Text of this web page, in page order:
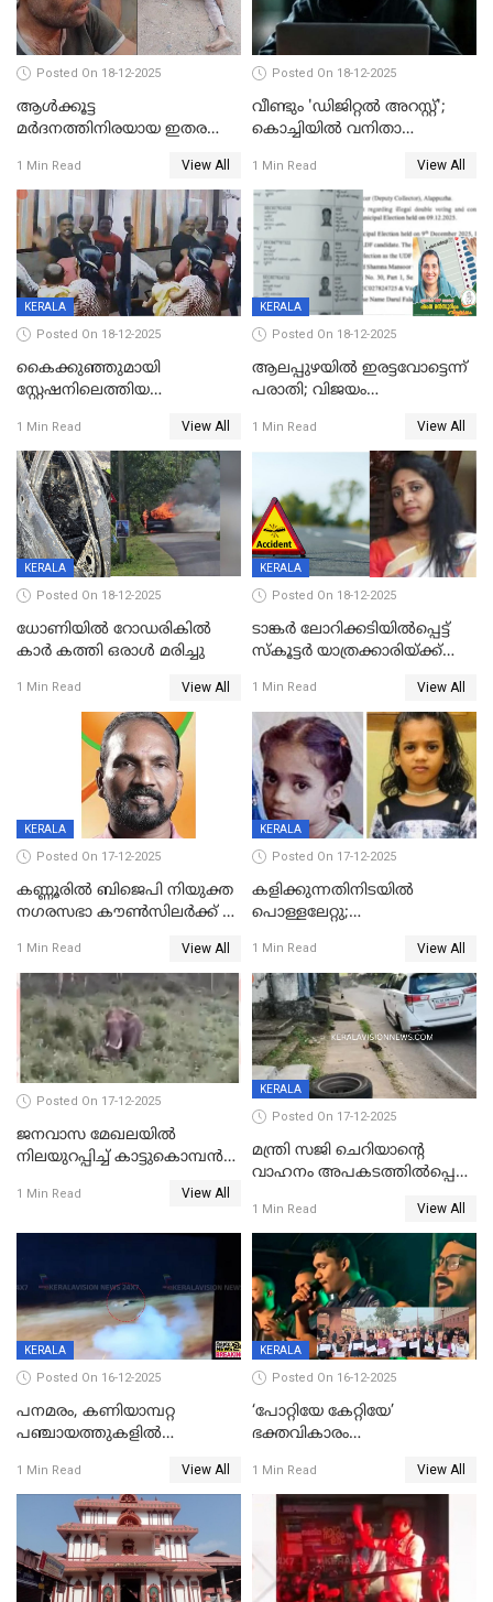
Posted On 18-12-2025
ആൾക്കൂട്ട
മർദനത്തിനിരയായ ഇതര
നടുക്കുന്ന സംഭവം
വാളയാറിൽ
1 Min Read View All
Posted On 18-12-2025
വീണ്ടും 'ഡിജിറ്റല്‍ അറസ്റ്റ്';
കൊച്ചിയില്‍ വനിതാ
കോടി രൂപ
1 Min Read View All
KERALA
Posted On 18-12-2025
കൈക്കുഞ്ഞുമായി
സ്റ്റേഷനിലെത്തിയ
കരണത്തടിച്ചു; CC ടിവി
ദൃശ്യങ്ങൾ പുറത്ത്
1 Min Read View All
KERALA
Posted On 18-12-2025
ആലപ്പുഴയിൽ ഇരട്ടവോട്ടെന്ന്
പരാതി; വിജയം
വാർഡിലെ എൽഡിഎഫ്
സ്ഥാനാർത്ഥി
1 Min Read View All
KERALA
Posted On 18-12-2025
ധോണിയിൽ റോഡരികിൽ
കാർ കത്തി ഒരാൾ മരിച്ചു
1 Min Read View All
KERALA
Posted On 18-12-2025
ടാങ്കർ ലോറിക്കടിയിൽപ്പെട്ട്
സ്കൂട്ടർ യാത്രക്കാരിയ്ക്ക്
കണ്ടോത്ത് ദേശീയ പാതയിൽ
1 Min Read View All
KERALA
Posted On 17-12-2025
കണ്ണൂരിൽ ബിജെപി നിയുക്ത
നഗരസഭാ കൗൺസിലർക്ക് 36
1 Min Read View All
KERALA
Posted On 17-12-2025
കളിക്കുന്നതിനിടയിൽ
പൊള്ളലേറ്റു;
ക്ലാസ് വിദ്യാർത്ഥിനി മരിച്ചു
1 Min Read View All
Posted On 17-12-2025
ജനവാസ മേഖലയില്‍
നിലയുറപ്പിച്ച് കാട്ടുകൊമ്പന്‍
1 Min Read View All
KERALA
Posted On 17-12-2025
മന്ത്രി സജി ചെറിയാന്റെ
വാഹനം അപകടത്തിൽപ്പെട്ടു;
രക്ഷപ്പെട്ടത് തലനാരിടയ്ക്ക്
1 Min Read View All
KERALA
Posted On 16-12-2025
പനമരം, കണിയാമ്പറ്റ
പഞ്ചായത്തുകളിൽ
സ്ഥാപനങ്ങൾക്ക് അവധി
1 Min Read View All
KERALA
Posted On 16-12-2025
‘പോറ്റിയേ കേറ്റിയേ’
ഭക്തവികാരം
ഡിജിപിക്ക് പരാതി; ശക്തമായ
നടപടി വേണമെന്നു
സിപിഐഎമ്മും
1 Min Read View All